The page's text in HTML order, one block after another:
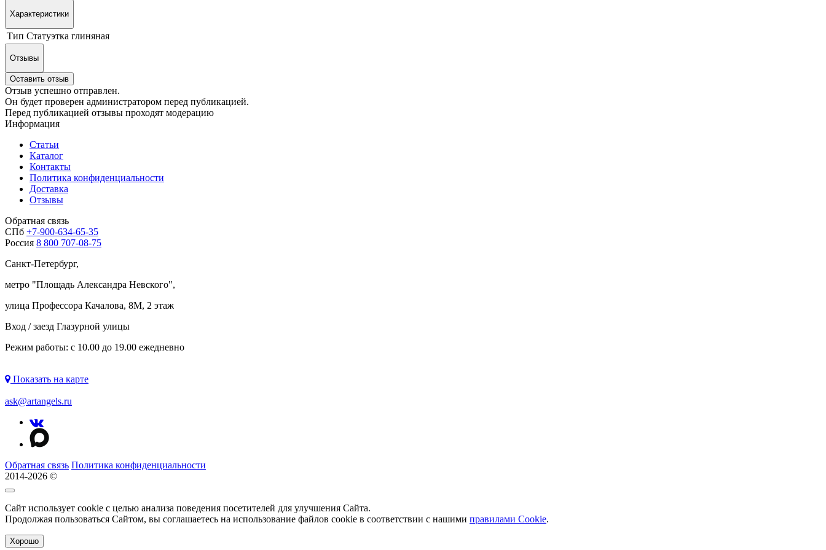
Характеристики
Тип Статуэтка глиняная
Отзывы
Оставить отзыв
Отзыв успешно отправлен.
Он будет проверен администратором перед публикацией.
Перед публикацией отзывы проходят модерацию
Информация
Статьи
Каталог
Контакты
Политика конфиденциальности
Доставка
Отзывы
Обратная связь
СПб +7-900-634-65-35
Россия 8 800 707-08-75
Санкт-Петербург,
метро "Площадь Александра Невского",
улица Профессора Качалова, 8М, 2 этаж
Вход / заезд Глазурной улицы
Режим работы: с 10.00 до 19.00 ежедневно
Показать на карте
ask@artangels.ru
Обратная связь Политика конфиденциальности
2014-2026 ©
Сайт использует cookie с целью анализа поведения посетителей для улучшения Сайта.
Продолжая пользоваться Сайтом, вы соглашаетесь на использование файлов cookie в соответствии с нашими правилами Сookie.
Хорошо